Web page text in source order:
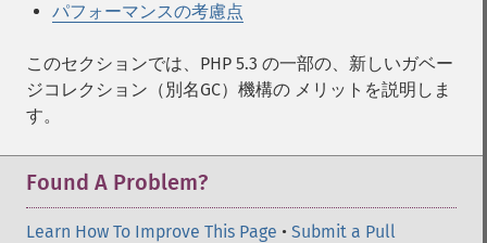
パフォーマンスの考慮点
このセクションでは、PHP 5.3 の一部の、新しいガベー
ジコレクション（別名GC）機構の メリットを説明しま
す。
Found A Problem?
Learn How To Improve This Page • Submit a Pull